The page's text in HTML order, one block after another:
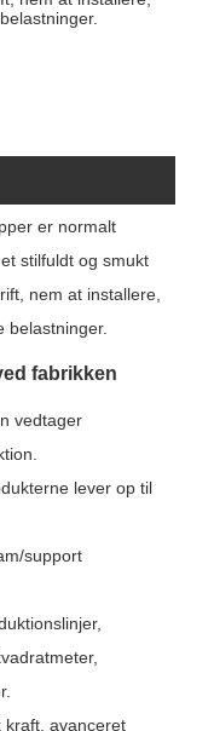
er normalt
stilfuldt og smukt
nem at installere,
belastninger.
fabrikken
vedtager
lever op til
support
kraft, avanceret